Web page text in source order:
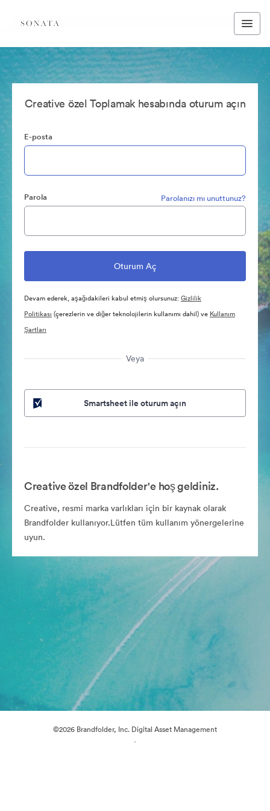
Creative özel Toplamak hesabında oturum açın
E-posta
Parola Parolanızı mı unuttunuz?
Devam ederek, aşağıdakileri kabul etmiş olursunuz:Gizlilik
Politikası (çerezlerin ve diğer teknolojilerin kullanımı dahil) ve Kullanım
Şartları
Veya
Smartsheet ile oturum açın
Creative özel Brandfolder'e hoş geldiniz.
Creative, resmi marka varlıkları için bir kaynak olarak
Brandfolder kullanıyor.Lütfen tüm kullanım yönergelerine
uyun.
©2026 Brandfolder, Inc. Digital Asset Management
·